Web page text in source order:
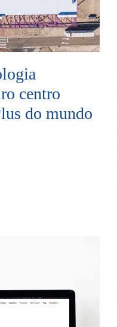
centro
do mundo